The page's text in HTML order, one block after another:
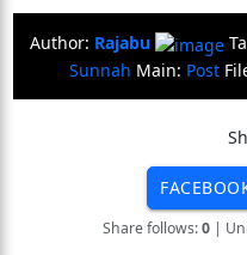
Author: Rajabu
Sunnah Main: Post
Share follows:0|